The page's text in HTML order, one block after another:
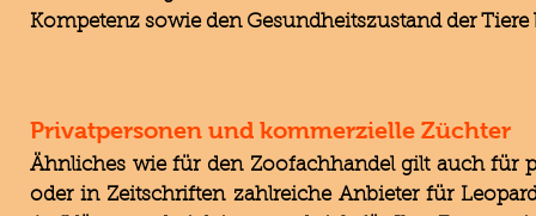
Kompetenz sowie den Gesundheitszustand der
Privatpersonen und kommerzielle Züchter
Ähnliches wie für den Zoofachhandel gilt auch für
oder in Zeitschriften zahlreiche Anbieter für